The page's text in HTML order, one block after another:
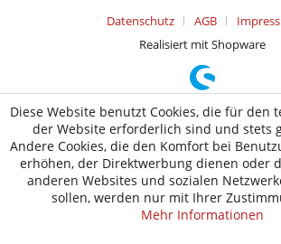
Datenschutz
AGB
Realisiert mit Shopware
Diese Website benutzt Cookies, die für den
der Website erforderlich sind und stets
Andere Cookies, die den Komfort bei
erhöhen, der Direktwerbung dienen oder
anderen Websites und sozialen
sollen, werden nur mit Ihrer
Mehr Informationen